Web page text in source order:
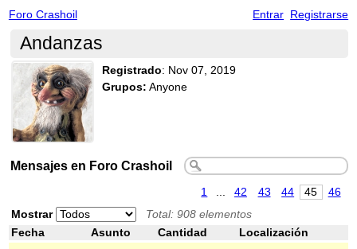
Foro Crashoil Entrar Registrarse
Andanzas
Registrado: Nov 07, 2019
Grupos: Anyone
Mensajes en Foro Crashoil
1 42 43 44 45
46
Mostrar
Total: 908 elementos
Fecha
Asunto Cantidad
Localización